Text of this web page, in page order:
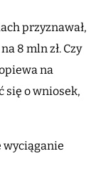
przyznawał,
8 mln zł. Czy
na
się o wniosek,
wyciąganie